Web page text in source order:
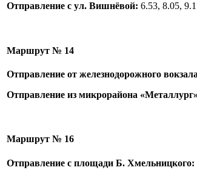
Отправление с ул. Вишнёвой: 6.53, 8.05,
Маршрут № 14
Отправление от железнодорожного
Отправление из микрорайона
Маршрут № 16
Отправление с площади Б. Хмельницкого: